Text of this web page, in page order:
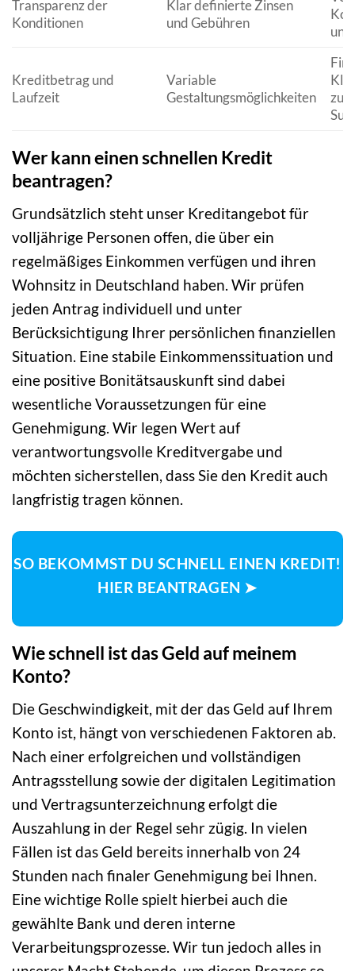
Transparenz der
Konditionen
Klar definierte Zinsen
und Gebühren
Kreditbetrag und
Laufzeit
Variable
Gestaltungsmöglichkeiten
zu
Wer kann einen schnellen Kredit
beantragen?
Grundsätzlich steht unser Kreditangebot für
volljährige Personen offen, die über ein
regelmäßiges Einkommen verfügen und ihren
Wohnsitz in Deutschland haben. Wir prüfen
jeden Antrag individuell und unter
Berücksichtigung Ihrer persönlichen finanziellen
Situation. Eine stabile Einkommenssituation und
eine positive Bonitätsauskunft sind dabei
wesentliche Voraussetzungen für eine
Genehmigung. Wir legen Wert auf
verantwortungsvolle Kreditvergabe und
möchten sicherstellen, dass Sie den Kredit auch
langfristig tragen können.
SO BEKOMMST DU SCHNELL EINEN KREDIT!
HIER BEANTRAGEN ➤
Wie schnell ist das Geld auf meinem
Konto?
Die Geschwindigkeit, mit der das Geld auf Ihrem
Konto ist, hängt von verschiedenen Faktoren ab.
Nach einer erfolgreichen und vollständigen
Antragsstellung sowie der digitalen Legitimation
und Vertragsunterzeichnung erfolgt die
Auszahlung in der Regel sehr zügig. In vielen
Fällen ist das Geld bereits innerhalb von 24
Stunden nach finaler Genehmigung bei Ihnen.
Eine wichtige Rolle spielt hierbei auch die
gewählte Bank und deren interne
Verarbeitungsprozesse. Wir tun jedoch alles in